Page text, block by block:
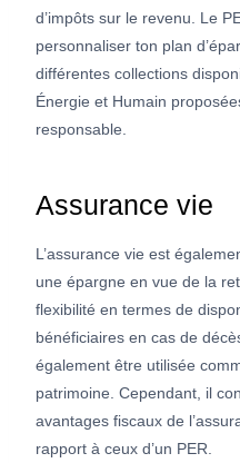
d’impôts sur le revenu. Le
personnaliser ton plan
différentes collections
Énergie et Humain
responsable.
Assurance vie
L’assurance vie est
une épargne en vue de la
flexibilité en termes de
bénéficiaires en cas de
également être utilisée
patrimoine. Cependant, il
avantages fiscaux de
rapport à ceux d’un PER.